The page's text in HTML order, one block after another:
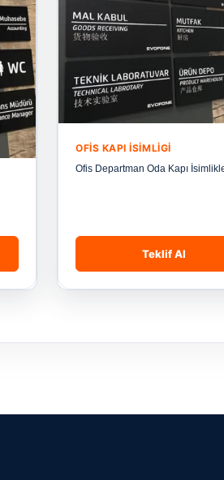
OFIS KAPI İSIMLIGI
Ofis Departman Oda Kapı
Teklif Al